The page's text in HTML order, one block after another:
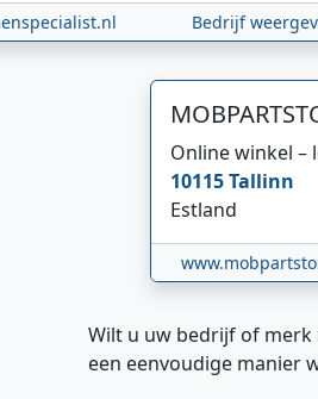
Bedrijf
Online winkel –
10115Tallinn
Estland
Wilt u uw bedrijf of merk
een eenvoudige manier